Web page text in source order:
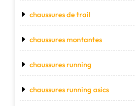
chaussures de trail
chaussures montantes
chaussures running
chaussures running asics